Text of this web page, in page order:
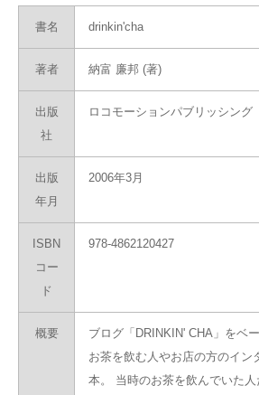
書名 drinkin'cha
著者 納富 廉邦 (著)
出版
社
ロコモーションパブリッシング
出版
年月
2006年3月
ISBN
コー
ド
978-4862120427
概要
ブログ「DRINKIN' CHA」をベ
お茶を飲む人やお店の方のイン
本。 当時のお茶を飲んでいた人